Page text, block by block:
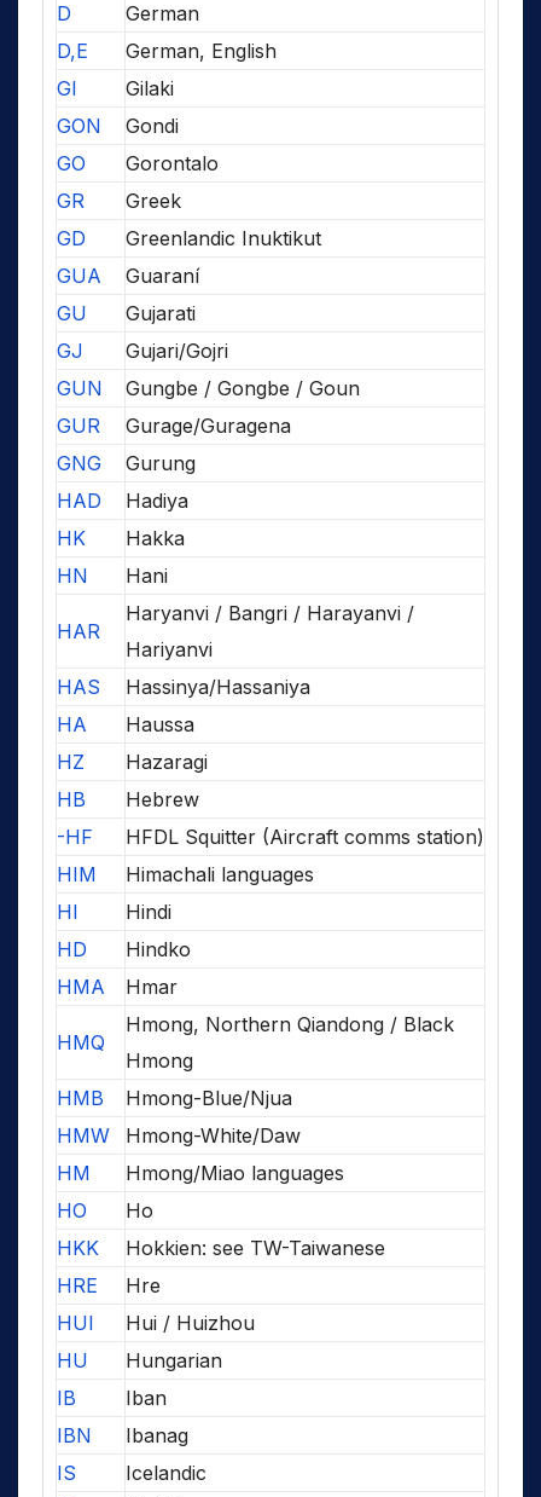
D
German
D,E
German, English
GI
Gilaki
GON
Gondi
GO
Gorontalo
GR
Greek
GD
Greenlandic Inuktikut
GUA
Guaraní
GU
Gujarati
GJ
Gujari/Gojri
GUN
Gungbe / Gongbe / Goun
GUR
Gurage/Guragena
GNG
Gurung
HAD
Hadiya
HK
Hakka
HN
Hani
HAR
Haryanvi / Bangri / Harayanvi /
Hariyanvi
HAS
Hassinya/Hassaniya
HA
Haussa
HZ
Hazaragi
HB
Hebrew
-HF
HFDL Squitter (Aircraft comms station)
HIM
Himachali languages
HI
Hindi
HD
Hindko
HMA
Hmar
HMQ
Hmong, Northern Qiandong / Black
Hmong
HMB
Hmong-Blue/Njua
HMW
Hmong-White/Daw
HM
Hmong/Miao languages
HO
Ho
HKK
Hokkien: see TW-Taiwanese
HRE
Hre
HUI
Hui / Huizhou
HU
Hungarian
IB
Iban
IBN
Ibanag
IS
Icelandic